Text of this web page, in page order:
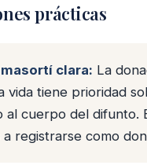
prácticas
clara: La
vida tiene prioridad
al cuerpo del difunto.
a registrarse como